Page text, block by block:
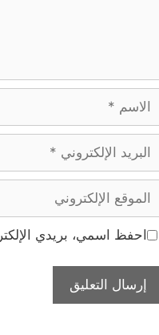
الاسم
البريد
الإلكتروني
الموقع
الإلكتروني
احفظ اسمي، بريدي